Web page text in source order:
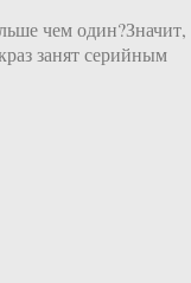
чем один?Значит,
занят серийным